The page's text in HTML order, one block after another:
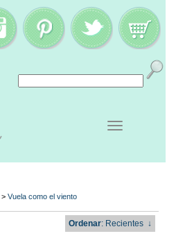
> Vuela como el viento
Ordenar: Recientes↓